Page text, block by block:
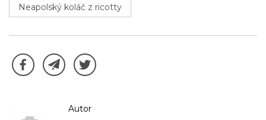
Neapolský koláč z ricotty
Autor